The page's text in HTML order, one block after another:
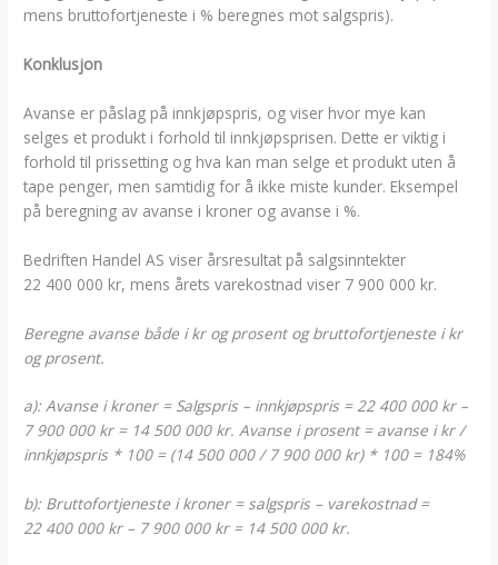
mens bruttofortjeneste i % beregnes mot salgspris).
Konklusjon
Avanse er påslag på innkjøpspris, og viser hvor mye kan
selges et produkt i forhold til innkjøpsprisen. Dette er viktig i
forhold til prissetting og hva kan man selge et produkt uten å
tape penger, men samtidig for å ikke miste kunder. Eksempel
på beregning av avanse i kroner og avanse i %.
Bedriften Handel AS viser årsresultat på salgsinntekter
22 400 000 kr, mens årets varekostnad viser 7 900 000 kr.
Beregne avanse både i kr og prosent og bruttofortjeneste i kr
og prosent.
a): Avanse i kroner = Salgspris – innkjøpspris = 22 400 000 kr –
7 900 000 kr = 14 500 000 kr. Avanse i prosent = avanse i kr /
innkjøpspris * 100 = (14 500 000 / 7 900 000 kr) * 100 = 184%
b): Bruttofortjeneste i kroner = salgspris – varekostnad =
22 400 000 kr – 7 900 000 kr = 14 500 000 kr.